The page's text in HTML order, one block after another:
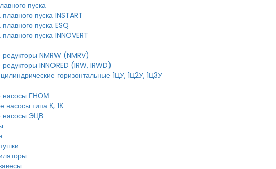
пуска
пуска INSTART
пуска ESQ
пуска INNOVERT
NMRW (NMRV)
INNORED (IRW, IRWD)
горизонтальные 1ЦУ, 1Ц2У, 1Ц3У
насосы ГНОМ
насосы типа К, 1К
насосы ЭЦВ